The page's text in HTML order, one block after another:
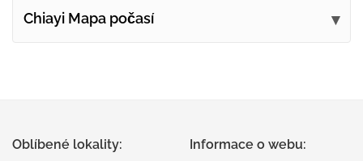
Chiayi Mapa počasí
Oblíbené lokality: Informace o webu: